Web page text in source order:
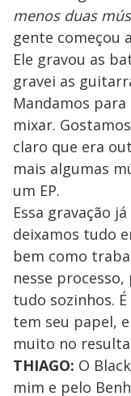
menos duas
gente começou
Ele gravou as
gravei as
Mandamos
mixar.
claro que era
mais algumas
um EP.
Essa gravação
deixamos tudo
bem como
nesse
tudo sozinhos.
tem seu papel,
muito no
THIAGO: O
mim e pelo